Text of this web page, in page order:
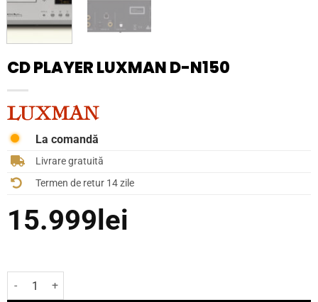
CD PLAYER LUXMAN D-N150
La comandă
Livrare gratuită
Termen de retur 14 zile
15.999 lei
Cantitate CD Player Luxman D-N150